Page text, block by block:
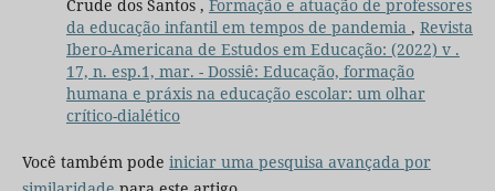
Crude dos Santos , Formação e atuação de professores
da educação infantil em tempos de pandemia , Revista
Ibero-Americana de Estudos em Educação: (2022) v .
17, n. esp.1, mar. - Dossiê: Educação, formação
humana e práxis na educação escolar: um olhar
crítico-dialético
Você também pode iniciar uma pesquisa avançada por